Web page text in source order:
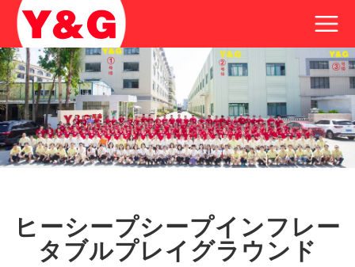
ヒーシープシープインフレー
タブルプレイグラウンド